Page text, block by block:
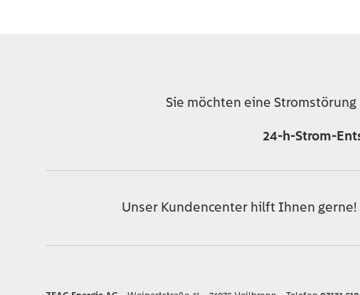
Sie möchten eine
24-h-Strom-
Unser Kundencenter hilft Ihnen gerne!